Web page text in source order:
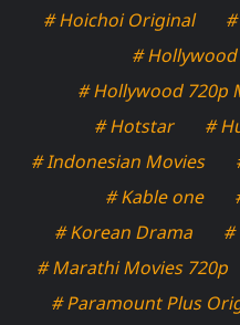
# Hoichoi Original
#
# Hollywood 720p
# Hotstar
#
# Indonesian Movies
# Kable one
# Korean Drama
#
# Marathi Movies 720p
# Paramount Plus